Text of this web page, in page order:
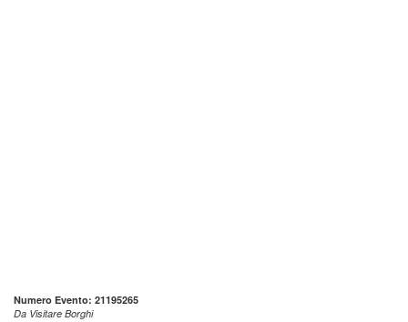
Numero Evento: 21195265
Da Visitare Borghi